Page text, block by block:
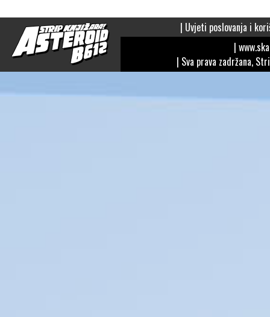
| Uvjeti poslovanja i
|
| Sva prava zadržana,